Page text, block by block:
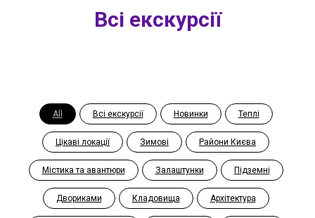
Всі екскурсії
All Всі екскурсії Новинки Теплі
Цікаві локації Зимові Райони Києва
Містика та авантюри Залаштунки Підземні
Двориками Кладовища Архітектура